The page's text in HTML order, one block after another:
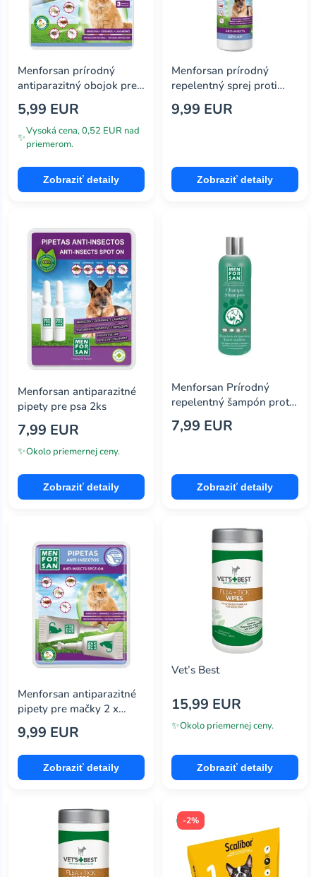
Menforsan prírodný
antiparazitný obojok pre
mačky, 33 cm
5,99 EUR
✨Vysoká cena, 0,52 EUR nad
priemerom.
Zobraziť detaily
Menforsan prírodný
repelentný sprej proti
hmyzu s olejom z
margósy 250ml
9,99 EUR
Zobraziť detaily
Menforsan antiparazitné
pipety pre psa 2ks
7,99 EUR
✨Okolo priemernej ceny.
Zobraziť detaily
Menforsan Prírodný
repelentný šampón proti
hmyzu 300ml
7,99 EUR
Zobraziť detaily
Menforsan antiparazitné
pipety pre mačky 2 x
1,5ml
9,99 EUR
Zobraziť detaily
Vet’s Best
15,99 EUR
✨Okolo priemernej ceny.
Zobraziť detaily
-2%